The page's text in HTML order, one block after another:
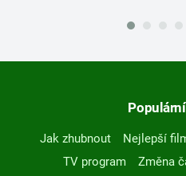
Jak zhubnout Nejlepší
TV program
Změna